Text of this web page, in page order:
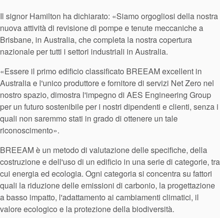
Il signor Hamilton ha dichiarato: «Siamo orgogliosi della nostra
nuova attività di revisione di pompe e tenute meccaniche a
Brisbane, in Australia, che completa la nostra copertura
nazionale per tutti i settori industriali in Australia.
«Essere il primo edificio classificato BREEAM excellent in
Australia e l'unico produttore e fornitore di servizi Net Zero nel
nostro spazio, dimostra l'impegno di AES Engineering Group
per un futuro sostenibile per i nostri dipendenti e clienti, senza i
quali non saremmo stati in grado di ottenere un tale
riconoscimento».
BREEAM è un metodo di valutazione delle specifiche, della
costruzione e dell'uso di un edificio in una serie di categorie, tra
cui energia ed ecologia. Ogni categoria si concentra su fattori
quali la riduzione delle emissioni di carbonio, la progettazione
a basso impatto, l'adattamento ai cambiamenti climatici, il
valore ecologico e la protezione della biodiversità.